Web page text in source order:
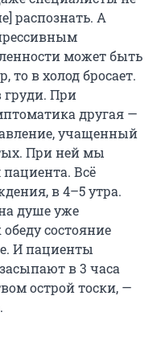
распознать. А
может быть
то в холод бросает.
груди. При
другая —
учащенный
При ней мы
Всё
в 4–5 утра.
душе уже
состояние
И пациенты
в 3 часа
острой тоски, —